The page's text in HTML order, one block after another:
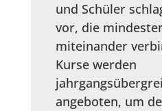
und Schüler
vor, die
miteinander
Kurse werden
angeboten, um